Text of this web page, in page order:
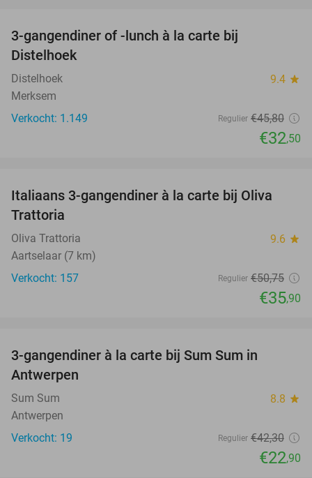
3-gangendiner of -lunch à la carte bij
Distelhoek
Distelhoek 9.4 star
Merksem
Verkocht: 1.149
Regulier €45,80
€32,50
29%
Italiaans 3-gangendiner à la carte bij Oliva
Trattoria
Oliva Trattoria 9.6 star
Aartselaar (7 km)
Verkocht: 157
Regulier €50,75
€35,90
3-gangendiner à la carte bij Sum Sum in
Antwerpen
Sum Sum 8.8 star
Antwerpen
Verkocht: 19
Regulier €42,30
€22,90